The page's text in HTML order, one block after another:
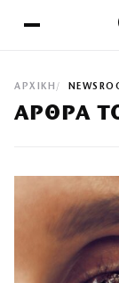
ΑΡΧΙΚΉ
ΆΡΘΡΑ